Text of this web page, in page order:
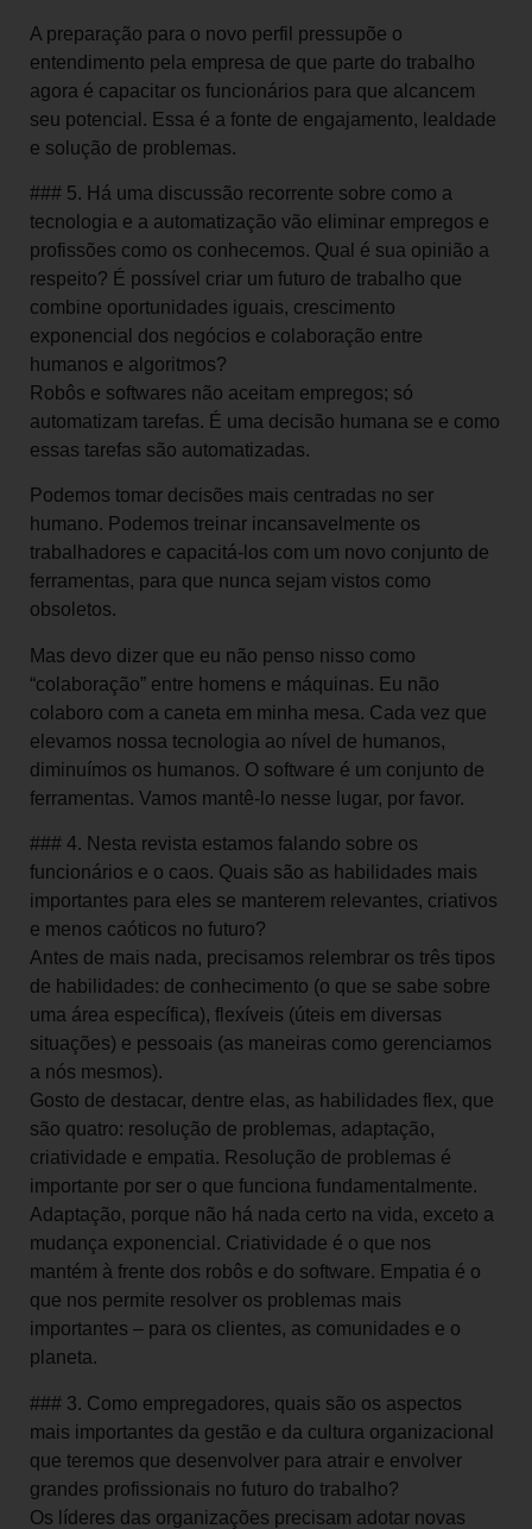
A preparação para o novo perfil pressupõe o
entendimento pela empresa de que parte do trabalho
agora é capacitar os funcionários para que alcancem
seu potencial. Essa é a fonte de engajamento, lealdade
e solução de problemas.
### 5. Há uma discussão recorrente sobre como a
tecnologia e a automatização vão eliminar empregos e
profissões como os conhecemos. Qual é sua opinião a
respeito? É possível criar um futuro de trabalho que
combine oportunidades iguais, crescimento
exponencial dos negócios e colaboração entre
humanos e algoritmos?
Robôs e softwares não aceitam empregos; só
automatizam tarefas. É uma decisão humana se e como
essas tarefas são automatizadas.
Podemos tomar decisões mais centradas no ser
humano. Podemos treinar incansavelmente os
trabalhadores e capacitá-los com um novo conjunto de
ferramentas, para que nunca sejam vistos como
obsoletos.
Mas devo dizer que eu não penso nisso como
“colaboração” entre homens e máquinas. Eu não
colaboro com a caneta em minha mesa. Cada vez que
elevamos nossa tecnologia ao nível de humanos,
diminuímos os humanos. O software é um conjunto de
ferramentas. Vamos mantê-lo nesse lugar, por favor.
### 4. Nesta revista estamos falando sobre os
funcionários e o caos. Quais são as habilidades mais
importantes para eles se manterem relevantes, criativos
e menos caóticos no futuro?
Antes de mais nada, precisamos relembrar os três tipos
de habilidades: de conhecimento (o que se sabe sobre
uma área específica), flexíveis (úteis em diversas
situações) e pessoais (as maneiras como gerenciamos
a nós mesmos).
Gosto de destacar, dentre elas, as habilidades flex, que
são quatro: resolução de problemas, adaptação,
criatividade e empatia. Resolução de problemas é
importante por ser o que funciona fundamentalmente.
Adaptação, porque não há nada certo na vida, exceto a
mudança exponencial. Criatividade é o que nos
mantém à frente dos robôs e do software. Empatia é o
que nos permite resolver os problemas mais
importantes – para os clientes, as comunidades e o
planeta.
### 3. Como empregadores, quais são os aspectos
mais importantes da gestão e da cultura organizacional
que teremos que desenvolver para atrair e envolver
grandes profissionais no futuro do trabalho?
Os líderes das organizações precisam adotar novas